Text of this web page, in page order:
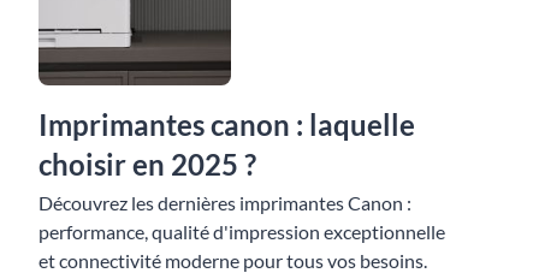
Imprimantes canon : laquelle
choisir en 2025 ?
Découvrez les dernières imprimantes Canon :
performance, qualité d'impression exceptionnelle
et connectivité moderne pour tous vos besoins.